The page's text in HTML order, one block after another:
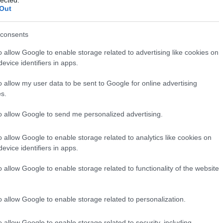
allow Google to enable storage related to advertising like cookies on
identifiers in apps.
allow my user data to be sent to Google for online advertising
allow Google to send me personalized advertising.
allow Google to enable storage related to analytics like cookies on
identifiers in apps.
allow Google to enable storage related to functionality of the website
allow Google to enable storage related to personalization.
Robert Schumann és hitvese Clara, korának kiváló
Tetszik 0
3komment
éves Kékszakállú
lehetett döbbenve a pesti közönség, amikor napra
A kékszakállú herceg várával. A mű ugyanis
(15)
(2)
Bieito
Casa